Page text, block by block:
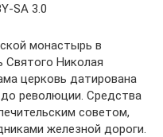
SA 3.0
монастырь в
Святого Николая
церковь датирована
революции. Средства
советом,
железной дороги.